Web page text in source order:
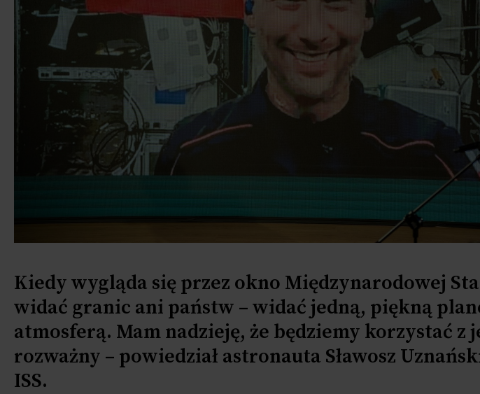
Kiedy wygląda się przez okno Międzynarodowej
widać granic ani państw – widać jedną, piękną
atmosferą. Mam nadzieję, że będziemy korzystać z
rozważny – powiedział astronauta Sławosz
ISS.